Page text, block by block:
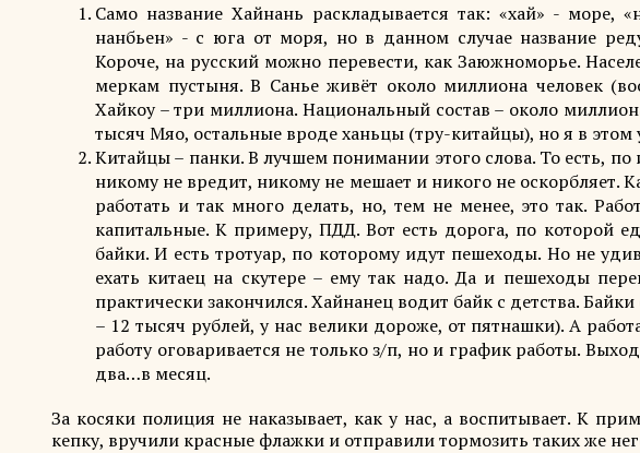
Само название Хайнань раскладывается так: «хай» - море,
нанбьен» - с юга от моря, но в данном случае название
Короче, на русский можно перевести, как Заюжноморье.
меркам пустыня. В Санье живёт около миллиона человек
Хайкоу – три миллиона. Национальный состав – около
тысяч Мяо, остальные вроде ханьцы (тру-китайцы), но я в этом
Китайцы – панки. В лучшем понимании этого слова. То есть,
никому не вредит, никому не мешает и никого не оскорбляет.
работать и так много делать, но, тем не менее, это так.
капитальные. К примеру, ПДД. Вот есть дорога, по которой
байки. И есть тротуар, по которому идут пешеходы. Но не
ехать китаец на скутере – ему так надо. Да и пешеходы
практически закончился. Хайнанец водит байк с детства.
– 12 тысяч рублей, у нас велики дороже, от пятнашки). А
работу оговаривается не только з/п, но и график работы.
два…в месяц.
За косяки полиция не наказывает, как у нас, а воспитывает. К
кепку, вручили красные флажки и отправили тормозить таких же